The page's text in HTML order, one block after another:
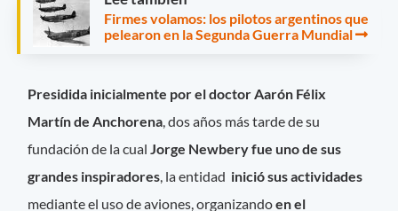
Firmes volamos: los pilotos argentinos que
pelearon en la Segunda Guerra Mundial
Presidida inicialmente por el doctor Aarón Félix
Martín de Anchorena, dos años más tarde de su
fundación de la cualJorge Newbery fue uno de sus
grandes inspiradores, la entidad inició sus actividades
mediante el uso de aviones, organizandoen el